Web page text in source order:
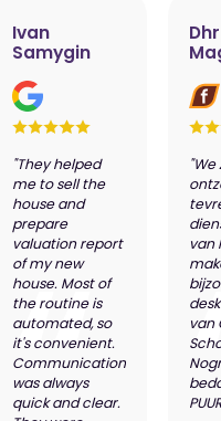
Ivan
Samygin
"They helped
me to sell the
house and
prepare
valuation report
of my new
house. Most of
the routine is
automated, so
it's convenient.
Communication
was always
quick and clear.
"We
van
van